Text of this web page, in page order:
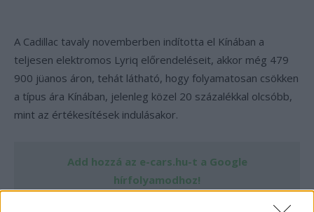
A Cadillac tavaly novemberben indította el Kínában a
teljesen elektromos Lyriq előrendeléseit, akkor még 479
900 jüanos áron, tehát látható, hogy folyamatosan csökken
a típus ára Kínában, jelenleg közel 20 százalékkal olcsóbb,
mint az értékesítések indulásakor.
Add hozzá az e-cars.hu-t a Google
hírfolyamodhoz!